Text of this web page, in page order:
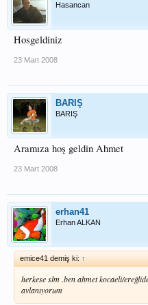
Hasancan
Hosgeldiniz
23 Mart 2008
BARIŞ
BARIŞ
Aramıza hoş geldin Ahmet
23 Mart 2008
erhan41
Erhan ALKAN
emice41 demiş ki: ↑
herkese slm .ben ahmet kocaeli/
avlanıyorum